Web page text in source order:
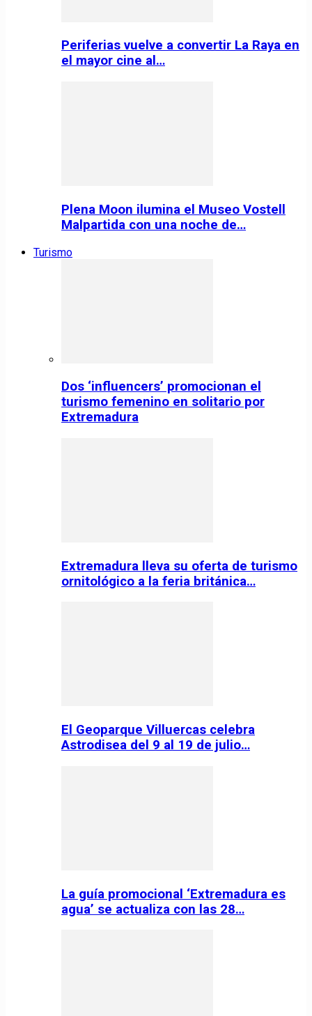
Periferias vuelve a convertir La Raya en
el mayor cine al…
Plena Moon ilumina el Museo Vostell
Malpartida con una noche de…
Turismo
Dos ‘influencers’ promocionan el
turismo femenino en solitario por
Extremadura
Extremadura lleva su oferta de turismo
ornitológico a la feria británica…
El Geoparque Villuercas celebra
Astrodisea del 9 al 19 de julio…
La guía promocional ‘Extremadura es
agua’ se actualiza con las 28…